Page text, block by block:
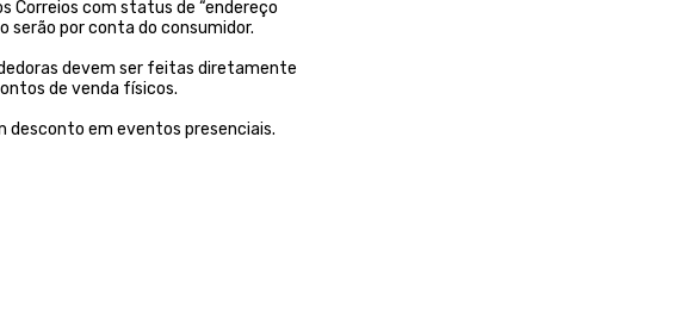
Correios com status de “endereço
serão por conta do consumidor.
devem ser feitas diretamente
de venda físicos.
desconto em eventos presenciais.